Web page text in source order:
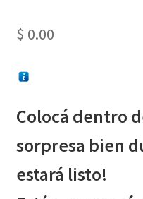
$ 0.00
Colocá dentro
sorpresa bien
estará listo!